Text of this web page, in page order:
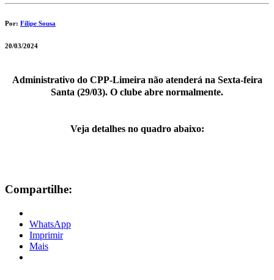
Por: Filipe Sousa
20/03/2024
Administrativo do CPP-Limeira não atenderá na Sexta-feira
Santa (29/03). O clube abre normalmente.
Veja detalhes no quadro abaixo:
Compartilhe:
WhatsApp
Imprimir
Mais